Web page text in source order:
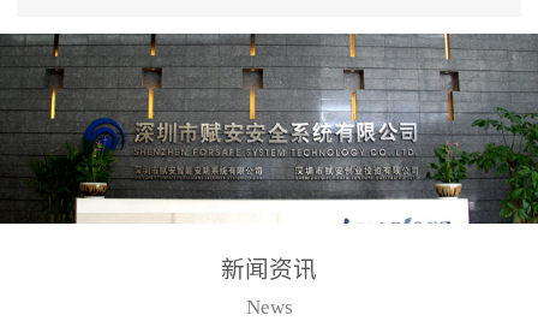
事故频发，传统的火灾探
测方法已无法满足要求。
尤其是目前众多的大型影
剧院、会议展览中心、体
育馆、大型仓库和隧道空
间等，其建筑结构特殊、
火灾隐患多。一旦发生火
用了具有仲裁机制和冗余
校验的总线传输技术、线
路状态检测与保护技术、
后向光电感烟探测技术、
高可靠的系统抗干扰技术
等多项专利技术和专有技
警领域三十多年技术积累
和工程实践的结晶。
新闻资讯
News